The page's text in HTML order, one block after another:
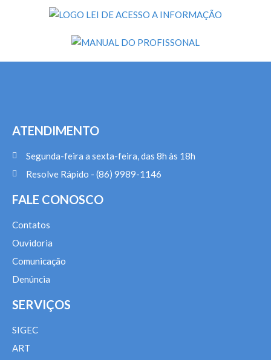
ATENDIMENTO
Segunda-feira a sexta-feira, das 8h às 18h
Resolve Rápido - (86) 9989-1146
FALE CONOSCO
Contatos
Ouvidoria
Comunicação
Denúncia
SERVIÇOS
SIGEC
ART